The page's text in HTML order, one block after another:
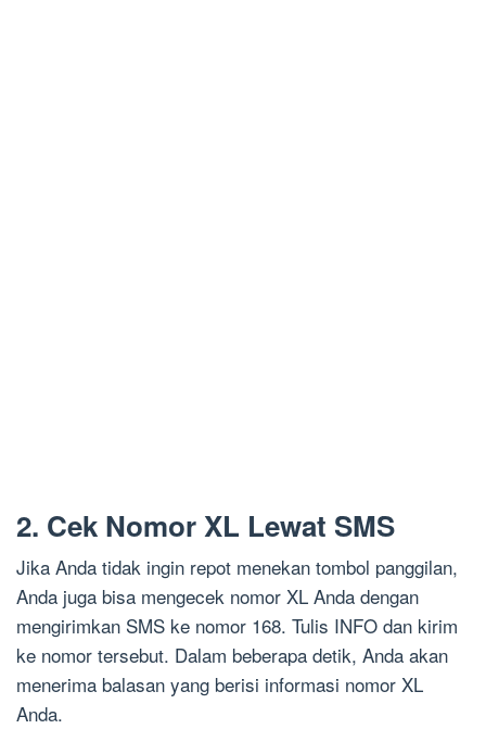
2. Cek Nomor XL Lewat SMS
Jika Anda tidak ingin repot menekan tombol panggilan,
Anda juga bisa mengecek nomor XL Anda dengan
mengirimkan SMS ke nomor 168. Tulis INFO dan kirim
ke nomor tersebut. Dalam beberapa detik, Anda akan
menerima balasan yang berisi informasi nomor XL
Anda.